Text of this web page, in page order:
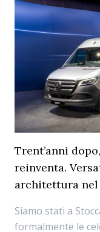
Trent’anni
reinventa.
architettura
Siamo stati a
formalmente le